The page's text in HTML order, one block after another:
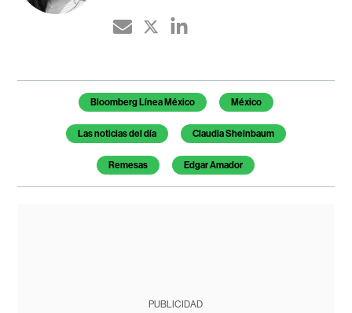
Temas de este artículo
Bloomberg Línea México México
Las noticias del día Claudia Sheinbaum
Remesas Edgar Amador
PUBLICIDAD